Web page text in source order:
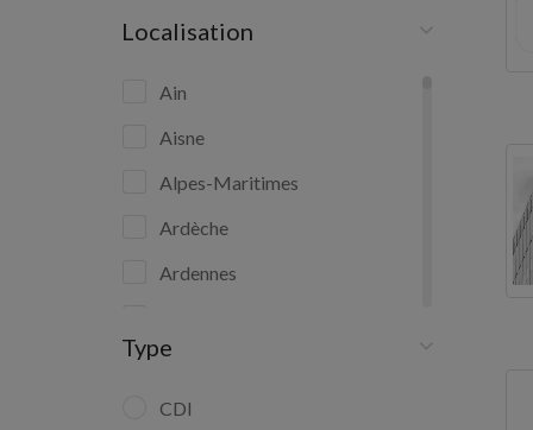
Localisation
Ain
Aisne
Alpes-Maritimes
Ardèche
Ardennes
Aube
Aude
Type
CDI